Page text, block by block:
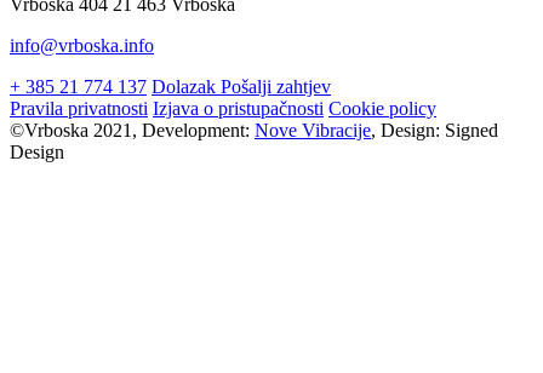
Vrboska 404 21 463 Vrboska
info@vrboska.info
+ 385 21 774 137 Dolazak Pošalji zahtjev
Pravila privatnosti Izjava o pristupačnosti Cookie policy
©Vrboska 2021, Development: Nove Vibracije, Design: Signed
Design